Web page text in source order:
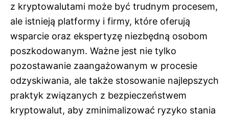
z kryptowalutami może być trudnym procesem,
ale istnieją platformy i firmy, które oferują
wsparcie oraz ekspertyzę niezbędną osobom
poszkodowanym. Ważne jest nie tylko
pozostawanie zaangażowanym w procesie
odzyskiwania, ale także stosowanie najlepszych
praktyk związanych z bezpieczeństwem
kryptowalut, aby zminimalizować ryzyko stania